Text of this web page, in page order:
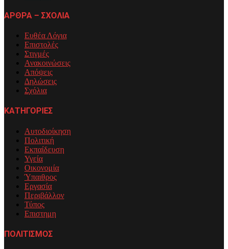
ΑΡΘΡΑ – ΣΧΟΛΙΑ
Ευθέα Λόγια
Επιστολές
Στιγμές
Ανακοινώσεις
Απόψεις
Δηλώσεις
Σχόλια
ΚΑΤΗΓΟΡΙΕΣ
Αυτοδιοίκηση
Πολιτική
Εκπαίδευση
Υγεία
Οικονομία
Ύπαιθρος
Εργασία
Περιβάλλον
Τύπος
Επιστημη
ΠΟΛΙΤΙΣΜΟΣ